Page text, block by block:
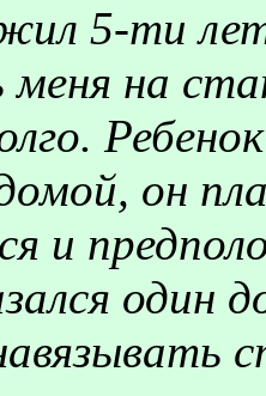
5-ти
меня на
он
и
один